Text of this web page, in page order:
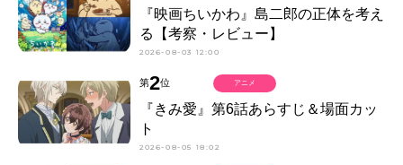
『映画ちいかわ』島二郎の正体を考え
る【考察・レビュー】
2026-08-03 12:00
第2位
『きみ愛』第6話あらすじ＆場面カッ
ト
2026-08-05 18:02
アニメ